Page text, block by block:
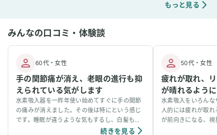
もっと見る
みんなの口コミ・体験談
60代・女性
手の関節痛が消え、老眼の進行も抑
えられている気がします
水素吸入器を一昨年使い始めてすぐに手の関節
の痛みが消えました。その後は特にという感じ
です。睡眠が違うような気もするし、白髪も増
えない気もするので、効いてるのかもしれませ
続きを見る
50代・女性
疲れが取れ、
が晴れるよう
水素吸入をいろん
人的には疲れが取
が前向きになる、